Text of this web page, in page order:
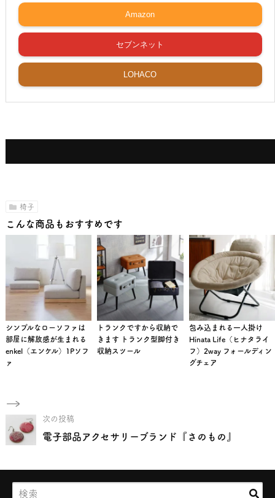
Amazon
セブンネット
LOHACO
椅子
こんな商品もおすすめです
シンプルなローソファは
部屋に解放感が生まれる
enkel（エンケル）1Pソフ
ァ
トランクですから収納で
きます トランク型脚付き
収納スツール
包み込まれる一人掛け
Hinata Life（ヒナタライ
フ）2way フォールディン
グチェア
次の投稿
電子部品アクセサリーブランド『さのもの』